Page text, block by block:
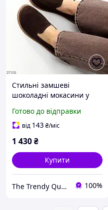
Стильні замшеві
шоколадні мокасини у
Готово до відправки
від 143₴/міс
1 430₴
Купити
The Trendy Queen - інтернет-магазин 100%